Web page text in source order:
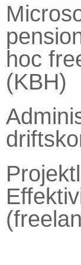
hoc
(KBH)